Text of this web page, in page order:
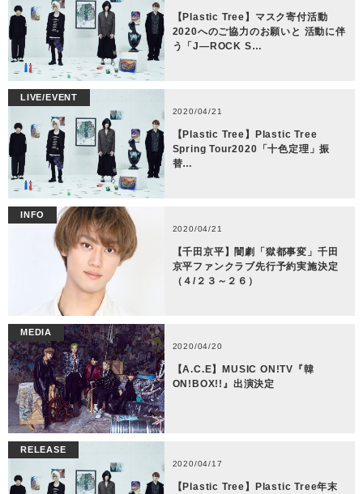
【Plastic Tree】マスク寄付活動
2020へのご協力のお願いと 活動に伴
う「J—ROCK S…
LIVE/EVENT
2020/04/21
【Plastic Tree】Plastic Tree
Spring Tour2020「十色定理」振
替…
INFO
2020/04/21
【千田京平】闇劇「獄都事変」千田
京平ファンクラブ先行予約実施決定
（４/２３～２６）
MEDIA
2020/04/20
【A.C.E】MUSIC ON!TV『韓
ON!BOX!!』出演決定
RELEASE
2020/04/17
【Plastic Tree】Plastic Tree年末